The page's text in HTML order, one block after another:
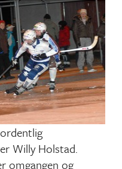
Willy Holstad.
omgangen og